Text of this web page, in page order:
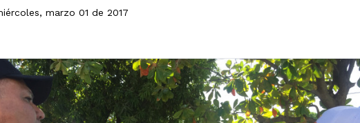
marzo 01 de 2017